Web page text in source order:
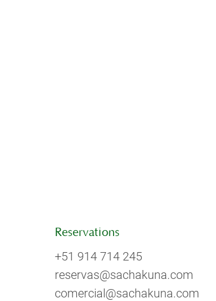
Reservations
+51 914 714 245
reservas@sachakuna.com
comercial@sachakuna.com